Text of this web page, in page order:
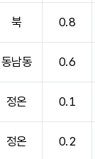
북 0.8
동남동 0.6
정온 0.1
정온 0.2